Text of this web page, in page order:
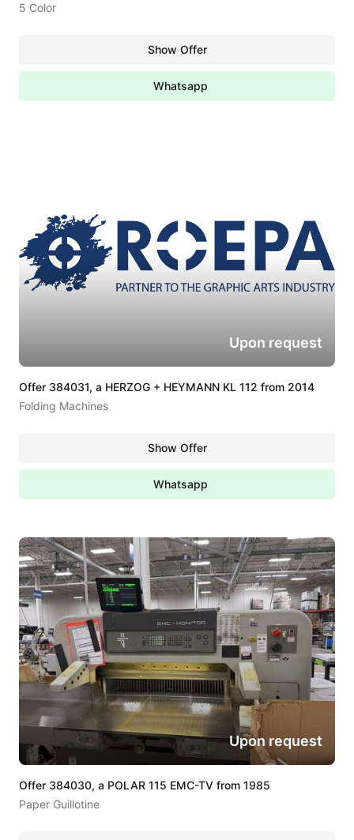
5 Color
Show Offer
Whatsapp
Offer 384031, a HERZOG + HEYMANN KL 112 from 2014
Folding Machines
Upon request
Show Offer
Whatsapp
Offer 384030, a POLAR 115 EMC-TV from 1985
Paper Guillotine
Upon request